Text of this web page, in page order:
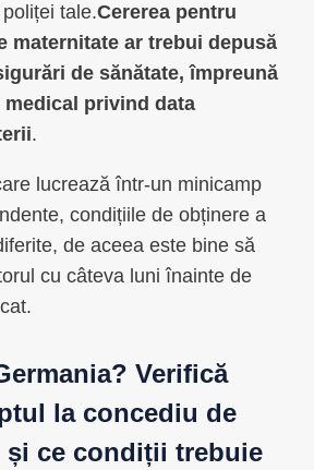
tale.Cererea pentru
maternitate ar trebui depusă
de sănătate, împreună
privind data
.
lucrează într-un minicamp
condițiile de obținere a
de aceea este bine să
cu câteva luni înainte de
Verifică
la concediu de
și ce condiții trebuie